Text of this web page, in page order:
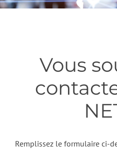
Vous
Remplissez le formulaire ci-